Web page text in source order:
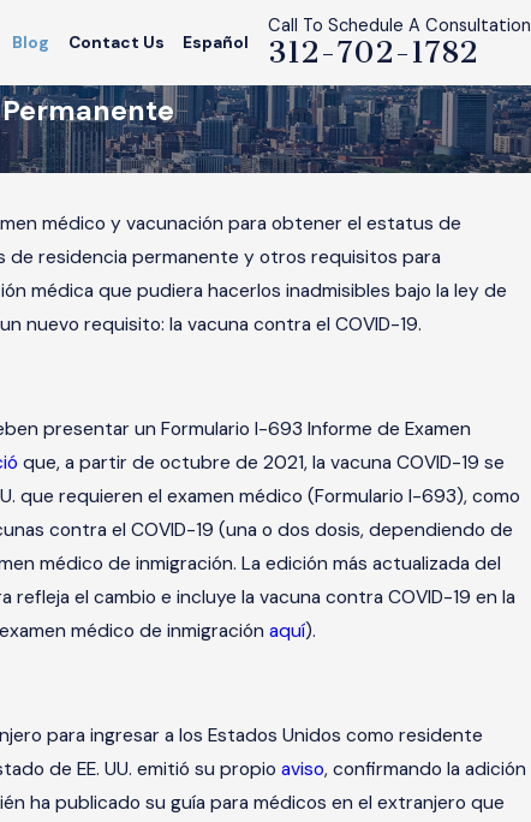
Blog Contact Us Español
Call To Schedule A Consultation
312-702-1782
médico y vacunación para obtener el estatus de
de residencia permanente y otros requisitos para
médica que pudiera hacerlos inadmisibles bajo la ley de
nuevo requisito: la vacuna contra el COVID-19.
presentar un Formulario I-693 Informe de Examen
que, a partir de octubre de 2021, la vacuna COVID-19 se
que requieren el examen médico (Formulario I-693), como
contra el COVID-19 (una o dos dosis, dependiendo de
médico de inmigración. La edición más actualizada del
el cambio e incluye la vacuna contra COVID-19 en la
médico de inmigraciónaquí).
para ingresar a los Estados Unidos como residente
de EE. UU. emitió su propioaviso, confirmando la adición
ha publicado su guía para médicos en el extranjero que